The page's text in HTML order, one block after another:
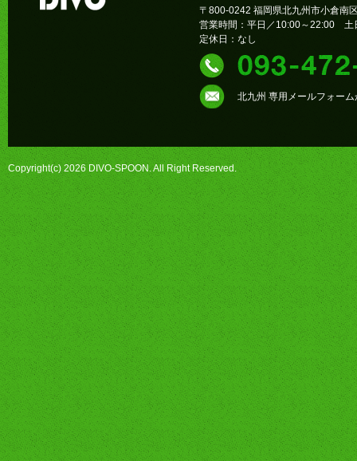
〒800-0242 福岡県北九州市小倉南
営業時間：平日／10:00～22:00 土
定休日：なし
北九州 専用メールフォー
Copyright(c) 2026 DIVO-SPOON. All Right Reserved.